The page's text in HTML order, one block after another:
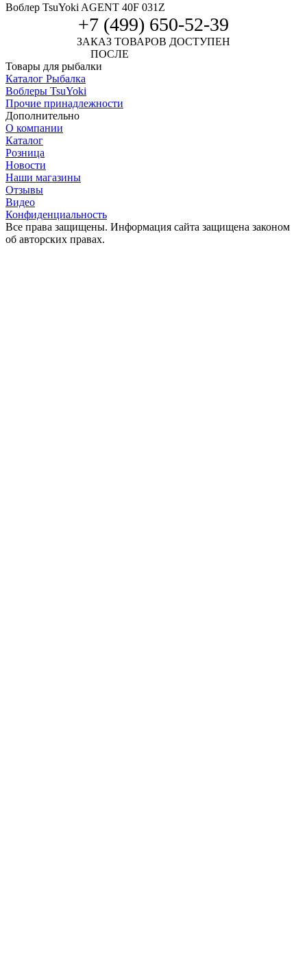
Воблер TsuYoki AGENT 40F 031Z
+7 (499) 650-52-39
ЗАКАЗ ТОВАРОВ ДОСТУПЕН
ПОСЛЕ
Товары для рыбалки
Каталог Рыбалка
Воблеры TsuYoki
Прочие принадлежности
Дополнительно
О компании
Каталог
Розница
Новости
Наши магазины
Отзывы
Видео
Конфиденциальность
Все права защищены. Информация сайта защищена законом
об авторских правах.